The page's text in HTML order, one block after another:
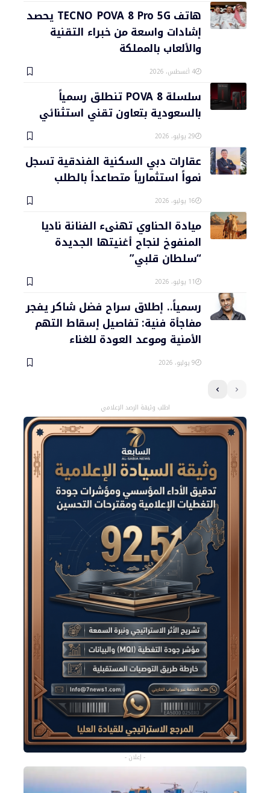
هاتف TECNO POVA 8 Pro 5G يحصد
إشادات واسعة من خبراء التقنية
والألعاب بالمملكة
4 أغسطس، 2026
سلسلة POVA 8 تنطلق رسمياً
بالسعودية بتعاون تقني استثنائي
29 يوليو، 2026
عقارات دبي السكنية الفندقية تسجل
نمواً استثمارياً متصاعداً بالطلب
16 يوليو، 2026
ميادة الحناوي تهنىء الفنانة ناديا
المنفوخ لنجاح أغنيتها الجديدة
“سلطان قلبي”
11 يوليو، 2026
رسمياً.. إطلاق سراح فضل شاكر يفجر
مفاجأة فنية: تفاصيل إسقاط التهم
الأمنية وموعد العودة للغناء
9 يوليو، 2026
اطلب وثيقة الرصد الإعلامي
- إعلان -